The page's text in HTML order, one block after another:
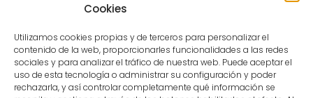
Cookies
Utilizamos cookies propias y de terceros para personalizar el
contenido de la web, proporcionarles funcionalidades a las redes
sociales y para analizar el tráfico de nuestra web. Puede aceptar el
uso de esta tecnología o administrar su configuración y poder
rechazarla, y así controlar completamente qué información se
CONTACTO